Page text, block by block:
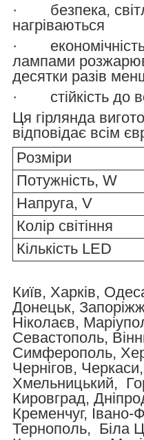
· безпека,
нагріваються
·
лампами
десятки разів
· стійкість до
Ця гірлянда
відповідає всім
Розміри
Потужність, W
Напруга, V
Колір світіння
Кількість LED
Київ, Харків,
Донецьк,
Ніколаєв,
Севастополь,
Симферополь,
Чернігов,
Хмельницький,
Кировград,
Кременчуг, Івано-
Тернополь, Біла